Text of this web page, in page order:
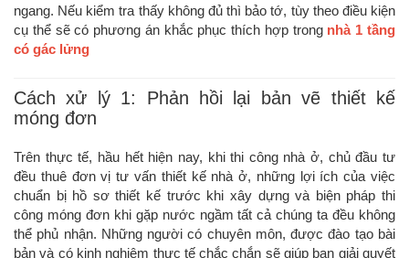
ngang. Nếu kiểm tra thấy không đủ thì bảo tớ, tùy theo điều kiện
cụ thể sẽ có phương án khắc phục thích hợp trong nhà 1 tầng
có gác lửng
Cách xử lý 1: Phản hồi lại bản vẽ thiết kế
móng đơn
Trên thực tế, hầu hết hiện nay, khi thi công nhà ở, chủ đầu tư
đều thuê đơn vị tư vấn thiết kế nhà ở, những lợi ích của việc
chuẩn bị hồ sơ thiết kế trước khi xây dựng và biện pháp thi
công móng đơn khi gặp nước ngầm tất cả chúng ta đều không
thể phủ nhận. Những người có chuyên môn, được đào tạo bài
bản và có kinh nghiệm thực tế chắc chắn sẽ giúp bạn giải quyết